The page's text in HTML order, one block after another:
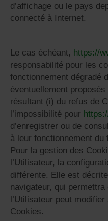
d’affichage ou le pays
connecté à Internet.
Le cas échéant, https://
responsabilité pour les
fonctionnement dégradé
éventuellement proposés
résultant (i) du refus de
l’impossibilité pour
d’enregistrer ou de
à leur fonctionnement du
Pour la gestion des
l’Utilisateur, la
différente. Elle est
navigateur, qui
l’Utilisateur peut
Cookies.